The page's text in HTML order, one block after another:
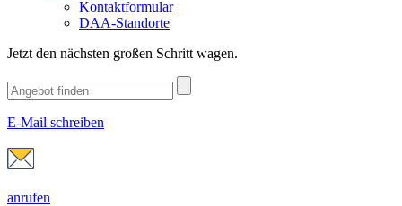
Kontaktformular
DAA-Standorte
Jetzt den nächsten großen Schritt wagen.
E-Mail schreiben
anrufen